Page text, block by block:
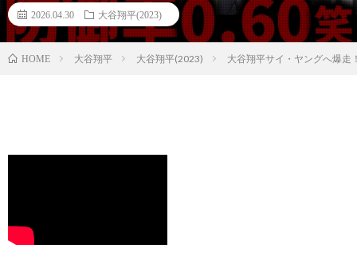
2026.04.30 大谷翔平(2023)
HOME 大谷翔平 大谷翔平(2023) 大谷翔平サイ・ヤングへ爆